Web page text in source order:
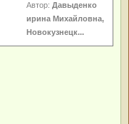
Автор:Давыденко
ирина Михайловна,
Новокузнецк...